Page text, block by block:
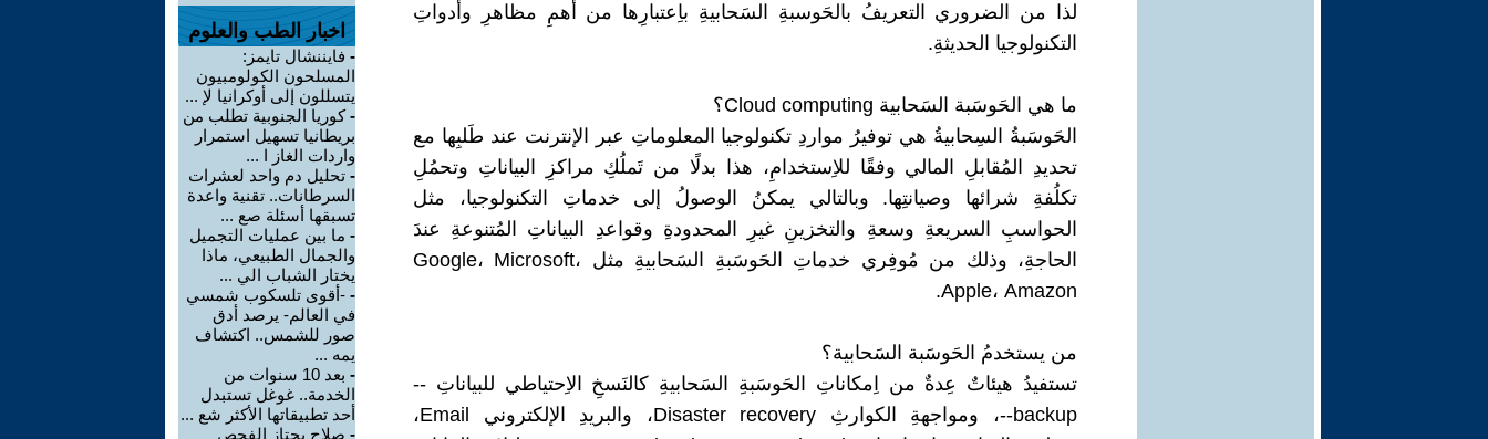
لذا من الضروري التعريفُ بالحَوسبةِ السَحابيةِ باِعتبارِها من أهمِ مظاهرِ وأدواتِ
التكنولوجيا الحديثةِ.
ما هي الحَوسَبة السَحابية Cloud computing؟
الحَوسَبةُ السِحابيةُ هي توفيرُ مواردِ تكنولوجيا المعلوماتِ عبر الإنترنت عند طَلبِها مع
تحديدِ المُقابلِ المالي وفقًا للاِستخدامِ، هذا بدلًا من تَملُكِ مراكزِ البياناتِ وتحمُلِ
تكلُفةِ شرائها وصيانتِها. وبالتالي يمكنُ الوصولُ إلى خدماتِ التكنولوجيا، مثل
الحواسبِ السريعةِ وسعةِ والتخزينِ غيرِ المحدودةِ وقواعدِ البياناتِ المُتنوعةِ عندَ
الحاجةِ، وذلك من مُوفِري خدماتِ الحَوسَبةِ السَحابيةِ مثل Google، Microsoft،
Apple، Amazon.
من يستخدمُ الحَوسَبة السَحابية؟
تستفيدُ هيئاتٌ عِدةٌ من اِمكاناتِ الحَوسَبةِ السَحابيةِ كالنَسخِ الاِحتياطي للبياناتِ --
backup--، ومواجهةِ الكوارثِ Disaster recovery، والبريدِ الإلكتروني Email،
اخبار الطب والعلوم
- فايننشال تايمز:
المسلحون الكولومبيون
يتسللون إلى أوكرانيا لإ ...
-كوريا الجنوبية تطلب من
بريطانيا تسهيل استمرار
واردات الغاز ا ...
- تحليل دم واحد لعشرات
السرطانات.. تقنية واعدة
تسبقها أسئلة صع ...
- ما بين عمليات التجميل
والجمال الطبيعي، ماذا
يختار الشباب الي ...
- -أقوى تلسكوب شمسي
في العالم- يرصد أدق
صور للشمس.. اكتشاف
يمه ...
-
بعد 10 سنوات من
الخدمة.. غوغل تستبدل
أحد تطبيقاتها الأكثر شع ...
- صلاح يجتاز الفحص